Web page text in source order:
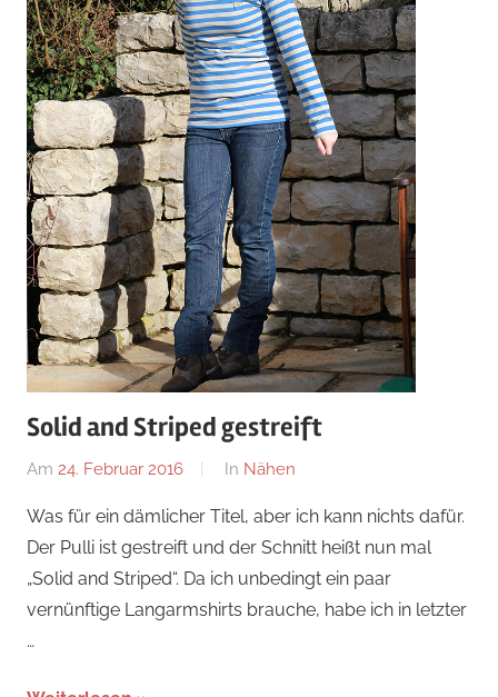
Solid and Striped gestreift
Am 24. Februar 2016
Von
In Nähen
Was für ein dämlicher Titel, aber ich kann nichts dafür.
Der Pulli ist gestreift und der Schnitt heißt nun mal
„Solid and Striped“. Da ich unbedingt ein paar
vernünftige Langarmshirts brauche, habe ich in letzter
…